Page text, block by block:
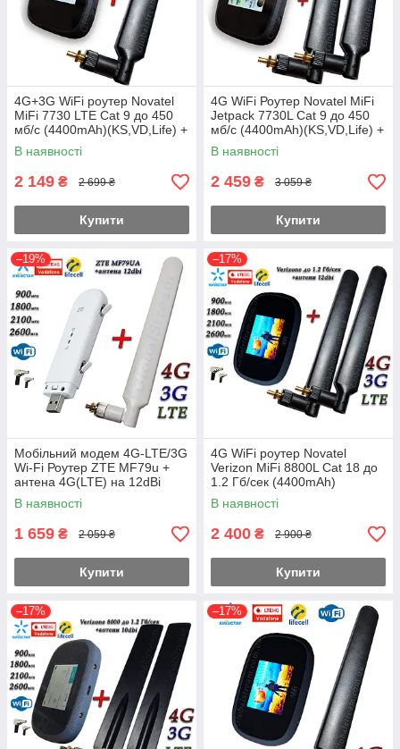
4G+3G WiFi роутер Novatel
MiFi 7730 LTE Cat 9 до 450
мб/с (4400mAh)(KS,VD,Life) +
антена 12dBi SMA-TS9 Укр.
В наявності
2 149 ₴ 2 699 ₴
Купити
4G WiFi Роутер Novatel MiFi
Jetpack 7730L Cat 9 до 450
мб/с (4400mAh)(KS,VD,Life) +
антени 12dBi Укр.
В наявності
2 459 ₴ 3 059 ₴
Купити
–19%
Мобільний модем 4G-LTE/3G
Wi-Fi Роутер ZTE MF79u +
антена 4G(LTE) на 12dBi
SMA-TS9 (укр+рос меню)
В наявності
1 659 ₴ 2 059 ₴
Купити
–17%
4G WiFi роутер Novatel
Verizon MiFi 8800L Cat 18 до
1.2 Гб/сек (4400mAh)
(KS,VD,Life) с 2 антен. 12dbi
Укр+Pro
В наявності
2 400 ₴ 2 900 ₴
Купити
–17% –17%